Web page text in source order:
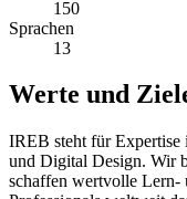
150
Sprachen
13
Werte und
IREB steht für Expertise
und Digital Design. Wir
schaffen wertvolle Lern-